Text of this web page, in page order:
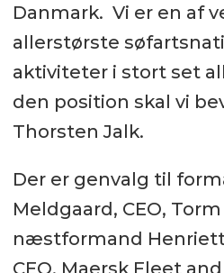
Danmark. Vi er en af
allerstørste
aktiviteter i stort set
den position skal vi
Thorsten Jalk.
Der er genvalg til
Meldgaard, CEO,
næstformand
CEO, Maersk Fleet